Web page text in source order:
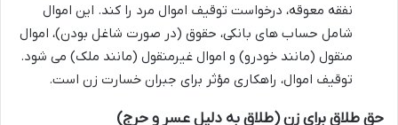
نفقه معوقه، درخواست توقیف اموال مرد را کند. این اموال
شامل حساب های بانکی، حقوق (در صورت شاغل بودن)، اموال
منقول (مانند خودرو) و اموال غیرمنقول (مانند ملک) می شود.
توقیف اموال، راهکاری مؤثر برای جبران خسارت زن است.
حق طلاق برای زن (طلاق به دلیل عسر و حرج)